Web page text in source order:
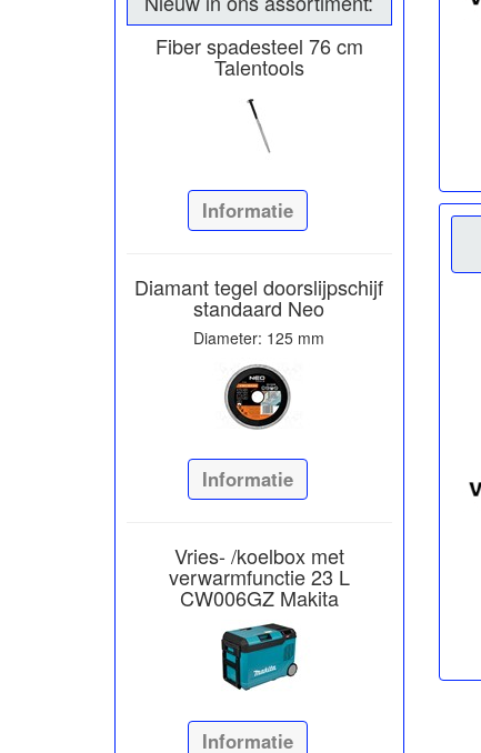
Fiber spadesteel 76 cm
Talentools
Informatie
Diamant tegel doorslijpschijf
standaard Neo
Diameter: 125 mm
Informatie
Vries- /koelbox met
verwarmfunctie 23 L
CW006GZ Makita
Informatie